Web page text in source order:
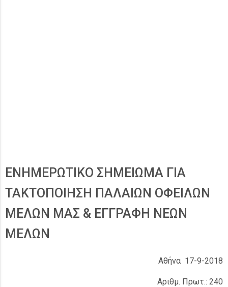
ΕΝΗΜΕΡΩΤΙΚΟ ΣΗΜΕΙΩΜΑ ΓΙΑ
ΤΑΚΤΟΠΟΙΗΣΗ ΠΑΛΑΙΩΝ ΟΦΕΙΛΩΝ
ΜΕΛΩΝ ΜΑΣ & ΕΓΓΡΑΦΗ ΝΕΩΝ
ΜΕΛΩΝ
Αθήνα 17-9-2018
Αριθμ. Πρωτ.: 240